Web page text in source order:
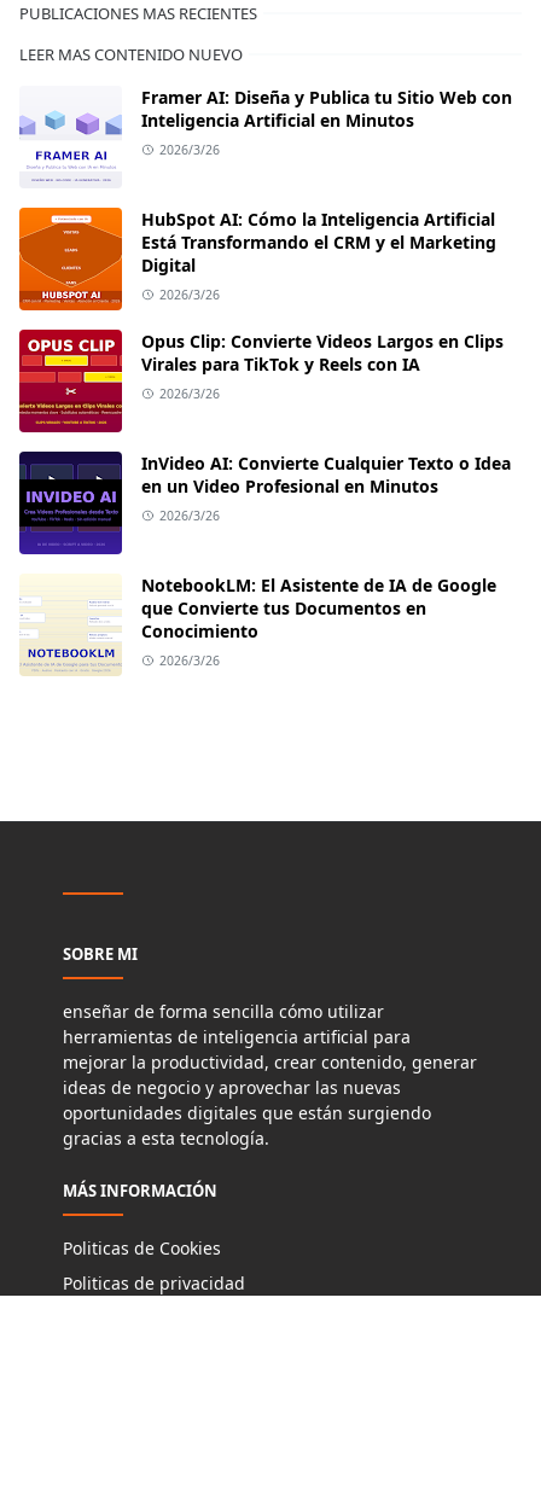
PUBLICACIONES MAS RECIENTES
LEER MAS CONTENIDO NUEVO
Framer AI: Diseña y Publica tu Sitio Web con
Inteligencia Artificial en Minutos
2026/3/26
HubSpot AI: Cómo la Inteligencia Artificial
Está Transformando el CRM y el Marketing
Digital
2026/3/26
Opus Clip: Convierte Videos Largos en Clips
Virales para TikTok y Reels con IA
2026/3/26
InVideo AI: Convierte Cualquier Texto o Idea
en un Video Profesional en Minutos
2026/3/26
NotebookLM: El Asistente de IA de Google
que Convierte tus Documentos en
Conocimiento
2026/3/26
SOBRE MI
enseñar de forma sencilla cómo utilizar
herramientas de inteligencia artificial para
mejorar la productividad, crear contenido, generar
ideas de negocio y aprovechar las nuevas
oportunidades digitales que están surgiendo
gracias a esta tecnología.
MÁS INFORMACIÓN
Politicas de Cookies
Politicas de privacidad